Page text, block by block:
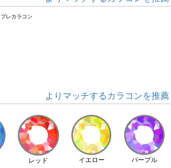
レカラコン
よりマッチするカラコンを推薦
レッド イエロー パープル